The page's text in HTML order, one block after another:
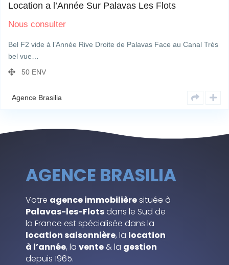
Location a l’Année Sur Palavas Les Flots
Nous consulter
Bel F2 vide à l’Année Rive Droite de Palavas Face au Canal Très
bel vue…
50 ENV
Agence Brasilia
AGENCE BRASILIA
Votre agence immobilièresituée à
Palavas-les-Flotsdans le Sud de
la France est spécialisée dans la
location saisonnière, la location
à l’année, la vente & la gestion
depuis 1965.